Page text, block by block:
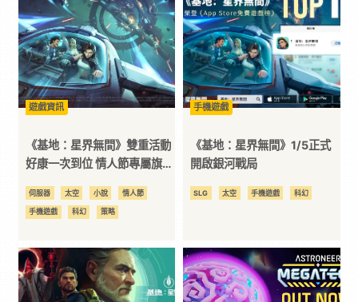
訊
平
台
遊戲資訊
《基地：星界無間》雙重活動
好康一次到位 情人節專屬旗艦
心展開
伺服器 太空 小說 情人節
手機遊戲 科幻 策略
手機遊戲
《基地：星界無間》1/5正式
開啟銀河戰局
SLG 太空 手機遊戲 科幻